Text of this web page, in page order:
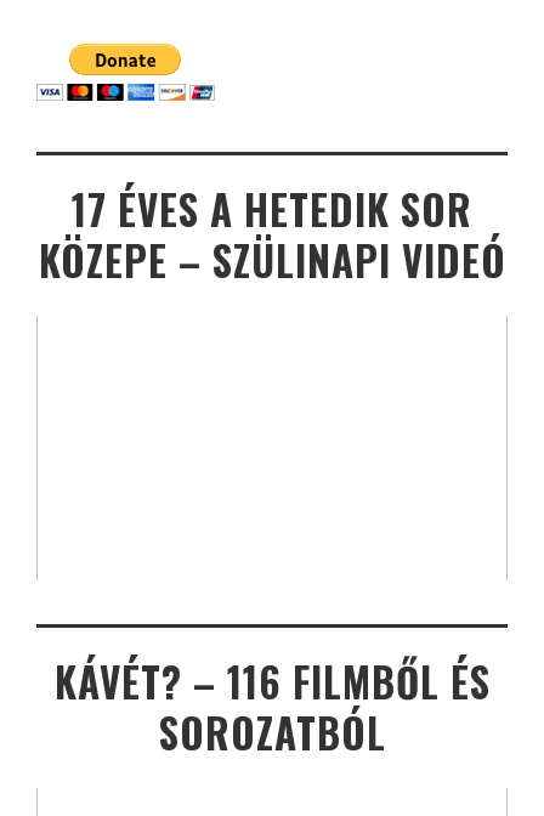
17 ÉVES A HETEDIK SOR
KÖZEPE – SZÜLINAPI VIDEÓ
KÁVÉT? – 116 FILMBŐL ÉS
SOROZATBÓL